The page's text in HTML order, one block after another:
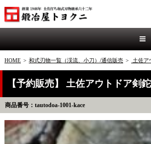
HOME > 和式刃物一覧（渓流、小刀）/通信販売 > 土佐ア
【予約販売】 土佐アウトドア剣
商品番号：tautodoa-1001-kace